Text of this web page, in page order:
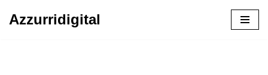
Azzurridigital